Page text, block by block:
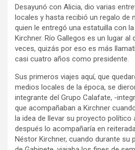
Desayunó con Alicia, dio varias
locales y hasta recibió un regalo de
quien le entregó una estatuilla con
Kirchner. Río Gallegos es un lugar al
veces, quizás por eso es más
casi cuatro años como presidente.
Sus primeros viajes aquí, que
medios locales de la época, se
integrante del Grupo Calafate, -
que acompañaban a Kirchner
la idea de llevar su proyecto político
después lo acompañaría en
Néstor Kirchner, cuando durante su